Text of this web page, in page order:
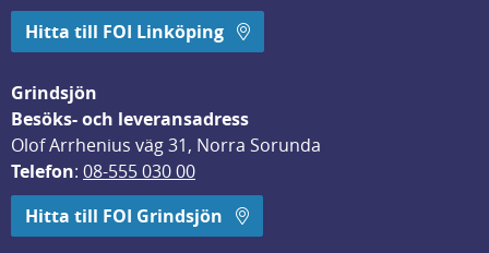
Hitta till FOI Linköping
Grindsjön
Besöks- och leveransadress
Olof Arrhenius väg 31, Norra Sorunda
Telefon: 08-555 030 00
Hitta till FOI Grindsjön